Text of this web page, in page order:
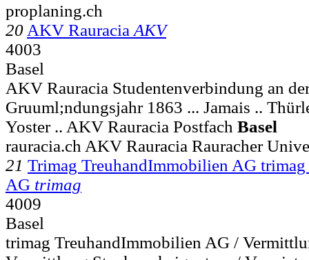
proplaning.ch
20 AKV Rauracia AKV
4003
Basel
AKV Rauracia Studentenverbindung an
Gruuml;ndungsjahr 1863 ... Jamais ..
Yoster .. AKV Rauracia Postfach Basel
rauracia.ch AKV Rauracia Rauracher
21 Trimag TreuhandImmobilien AG
AG trimag
4009
Basel
trimag TreuhandImmobilien AG /